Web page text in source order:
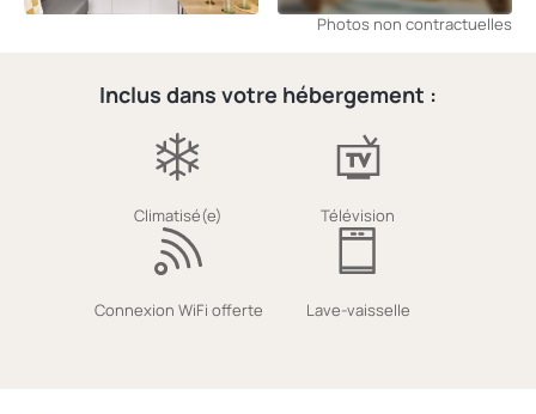
Photos non contractuelles
Inclus dans votre hébergement :
Climatisé(e) Télévision
Connexion WiFi offerte Lave-vaisselle